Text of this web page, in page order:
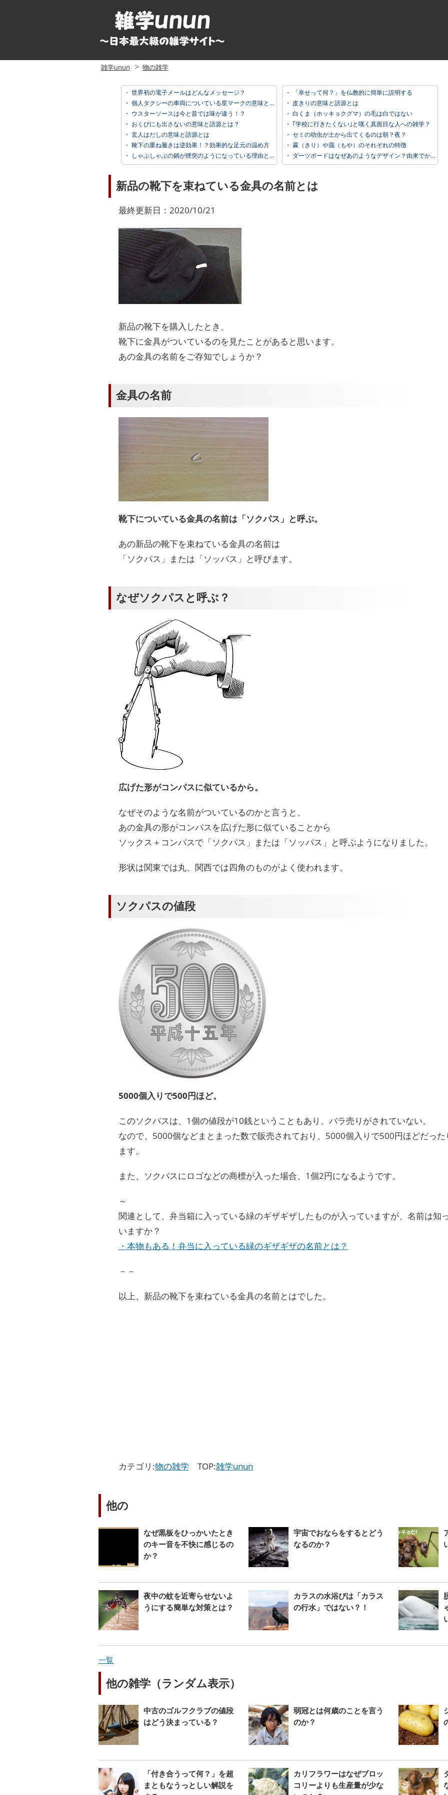
雑学unun 物の雑学
・ 世界初の電子メールはどんなメッセージ？
・ 個人タクシーの車両についている星マークの意味とは？
・ ウスターソースは今と昔では味が違う！？
・ おくびにも出さないの意味と語源とは？
・ 玄人はだしの意味と語源とは
・ 靴下の重ね履きは逆効果！？効果的な足元の温め方
・ しゃぶしゃぶの鍋が煙突のようになっている理由とは
・
「幸せって何？」を仏教的に簡単に説明する
・ 皮きりの意味と語源とは
・ 白くま（ホッキョクグマ）の毛は白ではない
・ ｢学校に行きたくない｣と嘆く真面目な人への雑学？
・ セミの幼虫が土から出てくるのは朝？夜？
・ 霧（きり）や靄（もや）のそれぞれの特徴
・ ダーツボードはなぜあのようなデザイン？由来でかなり納得。
新品の靴下を束ねている金具の名前とは
最終更新日：2020/10/21
新品の靴下を購入したとき、
靴下に金具がついているのを見たことがあると思います。
あの金具の名前をご存知でしょうか？
金具の名前
靴下についている金具の名前は「ソクパス」と呼ぶ。
あの新品の靴下を束ねている金具の名前は
「ソクパス」または「ソッパス」と呼びます。
なぜソクパスと呼ぶ？
広げた形がコンパスに似ているから。
なぜそのような名前がついているのかと言うと、
あの金具の形がコンパスを広げた形に似ていることから
ソックス＋コンパスで「ソクパス」または「ソッパス」と呼ぶようになりました。
形状は関東では丸、関西では四角のものがよく使われます。
ソクパスの値段
5000個入りで500円ほど。
このソクパスは、1個の値段が10銭ということもあり、バラ売りがされていない。
なので、5000個などまとまった数で販売されており、5000個入りで500円ほどだった
ます。
また、ソクパスにロゴなどの商標が入った場合、1個2円になるようです。
～
関連として、弁当箱に入っている緑のギザギザしたものが入っていますが、名前は知
いますか？
・本物もある！弁当に入っている緑のギザギザの名前とは？
－－
以上、新品の靴下を束ねている金具の名前とはでした。
カテゴリ:物の雑学 TOP:雑学unun
他の
なぜ黒板をひっかいたとき
のキー音を不快に感じるの
か？
宇宙でおならをするとどう
なるのか？
夜中の蚊を近寄らせないよ
うにする簡単な対策とは？
カラスの水浴びは「カラス
の行水」ではない？！
一覧
他の雑学（ランダム表示）
中古のゴルフクラブの値段
はどう決まっている？
弱冠とは何歳のことを言う
のか？
「付き合うって何？」を超
まともなうっとしい解説を
カリフラワーはなぜブロッ
コリーよりも生産量が少な